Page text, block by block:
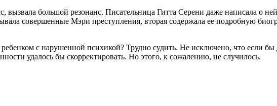
большой резонанс. Писательница Гитта Серени даже написала о
совершенные Мэри преступления, вторая содержала ее подробную
с нарушенной психикой? Трудно судить. Не исключено, что если бы
удалось бы скорректировать. Но этого, к сожалению, не случилось.